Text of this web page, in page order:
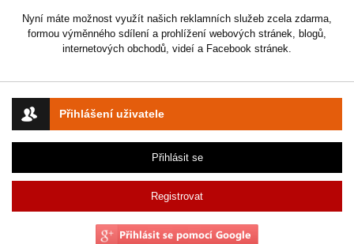
Přihlášení uživatele
Přihlásit se
Registrovat
Nyní máte možnost využít našich reklamních služeb zcela zdarma,
formou výměnného sdílení a prohlížení webových stránek, blogů,
internetových obchodů, videí a Facebook stránek.